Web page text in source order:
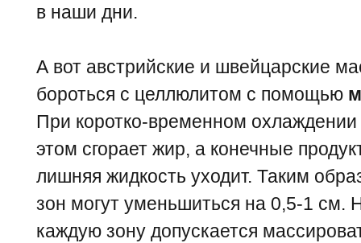
в наши дни.
А вот австрийские и швейцарские
бороться с целлюлитом с помощью
При коротко-временном
этом сгорает жир, а конечные
лишняя жидкость уходит. Таким
зон могут уменьшиться на 0,5-1 см.
каждую зону допускается